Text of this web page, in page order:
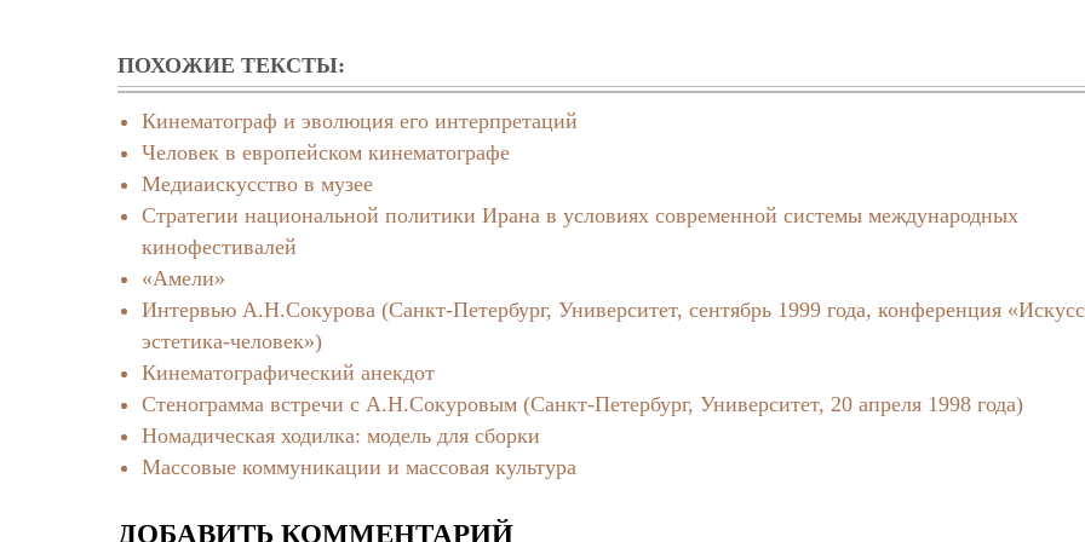
ПОХОЖИЕ ТЕКСТЫ:
Кинематограф и эволюция его интерпретаций
Человек в европейском кинематографе
Медиаискусство в музее
Стратегии национальной политики Ирана в условиях современной системы международных
кинофестивалей
«Амели»
Интервью А.Н.Сокурова (Санкт-Петербург, Университет, сентябрь 1999 года, конференция
эстетика-человек»)
Кинематографический анекдот
Стенограмма встречи с А.Н.Сокуровым (Санкт-Петербург, Университет, 20 апреля 1998 года)
Номадическая ходилка: модель для сборки
Массовые коммуникации и массовая культура
ДОБАВИТЬ КОММЕНТАРИЙ